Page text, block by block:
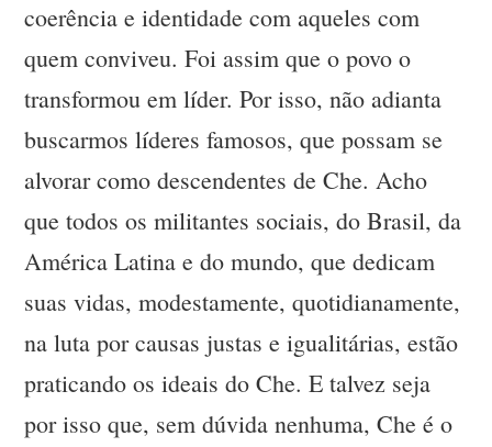
coerência e identidade com aqueles com
quem conviveu. Foi assim que o povo o
transformou em líder. Por isso, não adianta
buscarmos líderes famosos, que possam se
alvorar como descendentes de Che. Acho
que todos os militantes sociais, do Brasil, da
América Latina e do mundo, que dedicam
suas vidas, modestamente, quotidianamente,
na luta por causas justas e igualitárias, estão
praticando os ideais do Che. E talvez seja
por isso que, sem dúvida nenhuma, Che é o